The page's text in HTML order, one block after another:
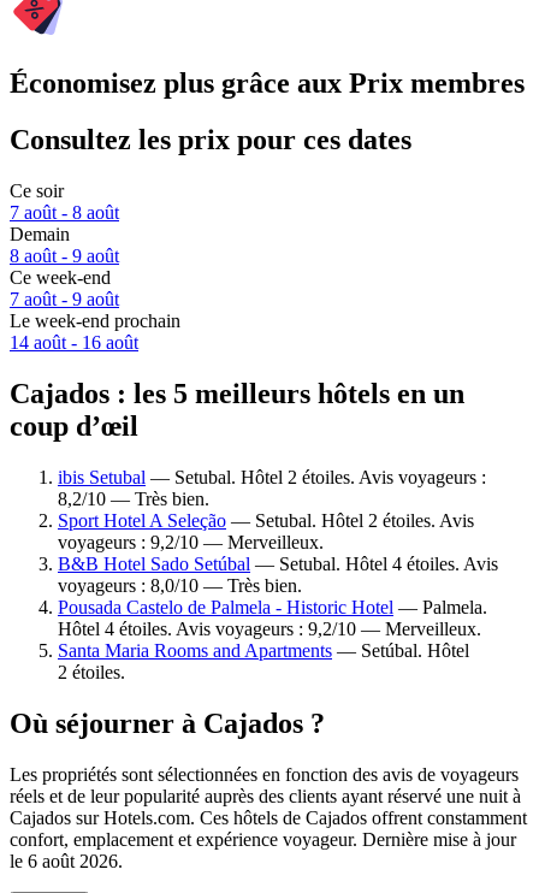
Économisez plus grâce aux Prix membres
Consultez les prix pour ces dates
Ce soir
7 août - 8 août
Demain
8 août - 9 août
Ce week-end
7 août - 9 août
Le week-end prochain
14 août - 16 août
Cajados : les 5 meilleurs hôtels en un
coup d’œil
ibis Setubal — Setubal. Hôtel 2 étoiles. Avis voyageurs :
8,2/10 — Très bien.
Sport Hotel A Seleção — Setubal. Hôtel 2 étoiles. Avis
voyageurs : 9,2/10 — Merveilleux.
B&B Hotel Sado Setúbal — Setubal. Hôtel 4 étoiles. Avis
voyageurs : 8,0/10 — Très bien.
Pousada Castelo de Palmela - Historic Hotel — Palmela.
Hôtel 4 étoiles. Avis voyageurs : 9,2/10 — Merveilleux.
Santa Maria Rooms and Apartments — Setúbal. Hôtel
2 étoiles.
Où séjourner à Cajados ?
Les propriétés sont sélectionnées en fonction des avis de voyageurs
réels et de leur popularité auprès des clients ayant réservé une nuit à
Cajados sur Hotels.com. Ces hôtels de Cajados offrent constamment
confort, emplacement et expérience voyageur. Dernière mise à jour
le 6 août 2026.